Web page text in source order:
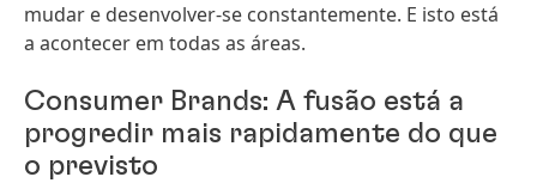
mudar e desenvolver-se constantemente. E isto está
a acontecer em todas as áreas.
Consumer Brands: A fusão está a
progredir mais rapidamente do que
o previsto